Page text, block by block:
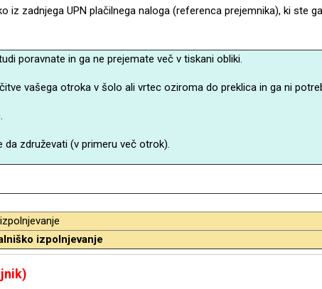
zadnjega UPN plačilnega naloga (referenca prejemnika), ki ste
poravnate in ga ne prejemate več v tiskani obliki.
vašega otroka v šolo ali vrtec oziroma do preklica in ga ni
da združevati (v primeru več otrok).
izpolnjevanje